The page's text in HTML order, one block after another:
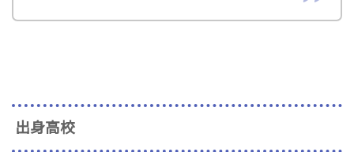
出身高校